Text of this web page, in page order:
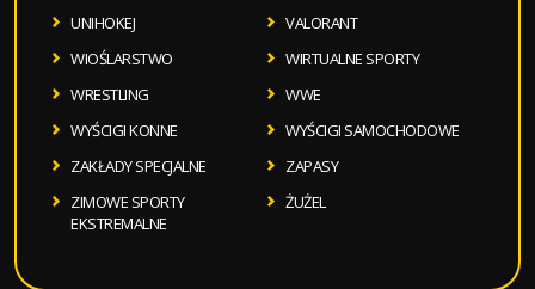
UNIHOKEJ
VALORANT
WIOŚLARSTWO
WIRTUALNE SPORTY
WRESTLING
WWE
WYŚCIGI KONNE
WYŚCIGI SAMOCHODOWE
ZAKŁADY SPECJALNE
ZAPASY
ZIMOWE SPORTY
EKSTREMALNE
ŻUŻEL